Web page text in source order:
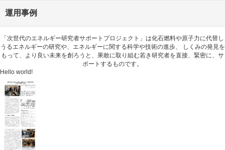
運用事例
「次世代のエネルギー研究者サポートプロジェクト」は化石燃料や原子力に代替し
うるエネルギーの研究や、エネルギーに関する科学や技術の進歩、 しくみの発見を
もって、より良い未来を創ろうと、果敢に取り組む若き研究者を直接、緊密に、サ
ポートするものです。
Hello world!